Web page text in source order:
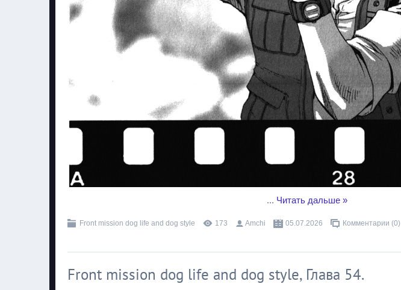
... Читать дальше »
Front mission dog life and dog style 173 Amchi 05.07.2026 Комментарии (0)
Front mission dog life and dog style, Глава 54.